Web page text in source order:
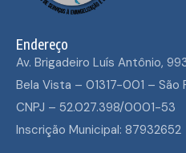
Endereço
Av. Brigadeiro Luís Antônio,
Bela Vista – 01317-001 – São
CNPJ – 52.027.398/0001-53
Inscrição Municipal: 87932652